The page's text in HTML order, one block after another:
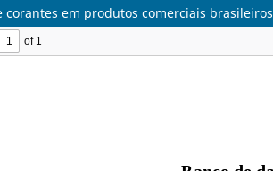
corantes em produtos comerciais brasileiros